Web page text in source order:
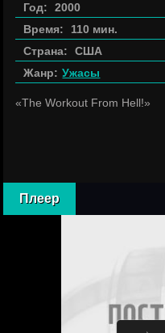
Год:
2000
Время:
110 мин.
Страна:
США
Жанр: Ужасы
«The Workout From Hell!»
Плеер